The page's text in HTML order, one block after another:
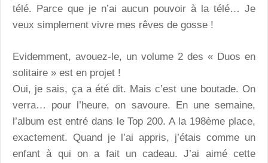
télé. Parce que je n’ai aucun pouvoir à la télé… Je
veux simplement vivre mes rêves de gosse !
Evidemment, avouez-le, un volume 2 des « Duos en
solitaire » est en projet !
Oui, je sais, ça a été dit. Mais c’est une boutade. On
verra… pour l’heure, on savoure. En une semaine,
l’album est entré dans le Top 200. A la 198ème place,
exactement. Quand je l’ai appris, j’étais comme un
enfant à qui on a fait un cadeau. J’ai aimé cette